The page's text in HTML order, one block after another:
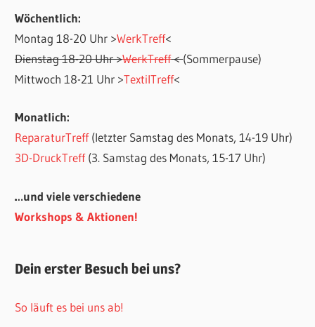
Wöchentlich:
Montag 18-20 Uhr >WerkTreff<
Dienstag 18-20 Uhr >WerkTreff<(Sommerpause)
Mittwoch 18-21 Uhr >TextilTreff<
Monatlich:
ReparaturTreff(letzter Samstag des Monats, 14-19 Uhr)
3D-DruckTreff(3. Samstag des Monats, 15-17 Uhr)
…und viele verschiedene
Workshops & Aktionen!
Dein erster Besuch bei uns?
So läuft es bei uns ab!